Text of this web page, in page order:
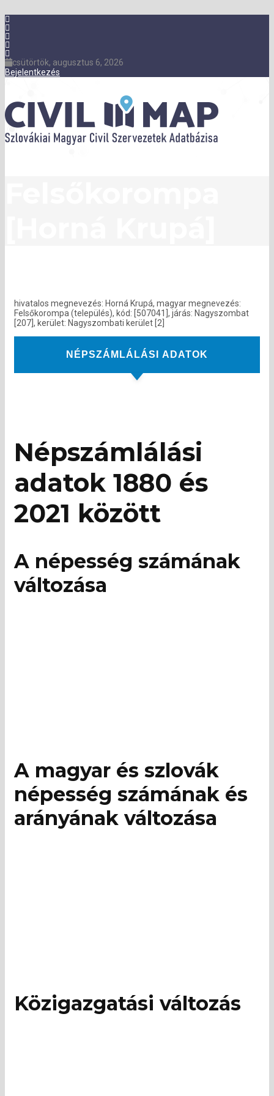
csütörtök, augusztus 6, 2026
Bejelentkezés
hivatalos megnevezés: Horná Krupá, magyar megnevezés:
Felsőkorompa (település), kód: [507041], járás: Nagyszombat
[207], kerület: Nagyszombati kerület [2]
NÉPSZÁMLÁLÁSI ADATOK
Népszámlálási
adatok 1880 és
2021 között
A népesség számának
változása
A magyar és szlovák
népesség számának és
arányának változása
Közigazgatási változás